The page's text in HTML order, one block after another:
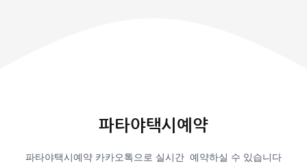
파타야택시예약
파타야택시예약 카카오톡으로 실시간 예약하실 수 있습니다